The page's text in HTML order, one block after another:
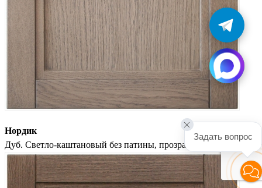
Нордик
Дуб. Светло-каштановый без патины, прозрачная отделка
Задать вопрос